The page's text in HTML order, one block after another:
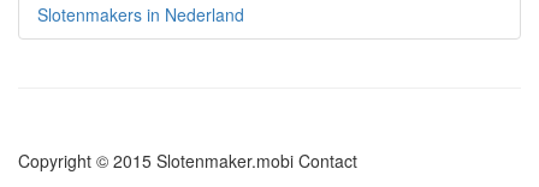
Slotenmakers in Nederland
Copyright © 2015 Slotenmaker.mobi Contact